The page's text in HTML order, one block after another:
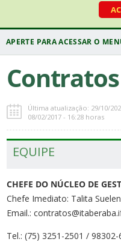
Contratos
Última atualização: 29/10/
08/02/2017 - 16:28 horas
EQUIPE
CHEFE DO NÚCLEO DE
Chefe Imediato: Talita
Email.:
Tel.: (75) 3251-2501 /